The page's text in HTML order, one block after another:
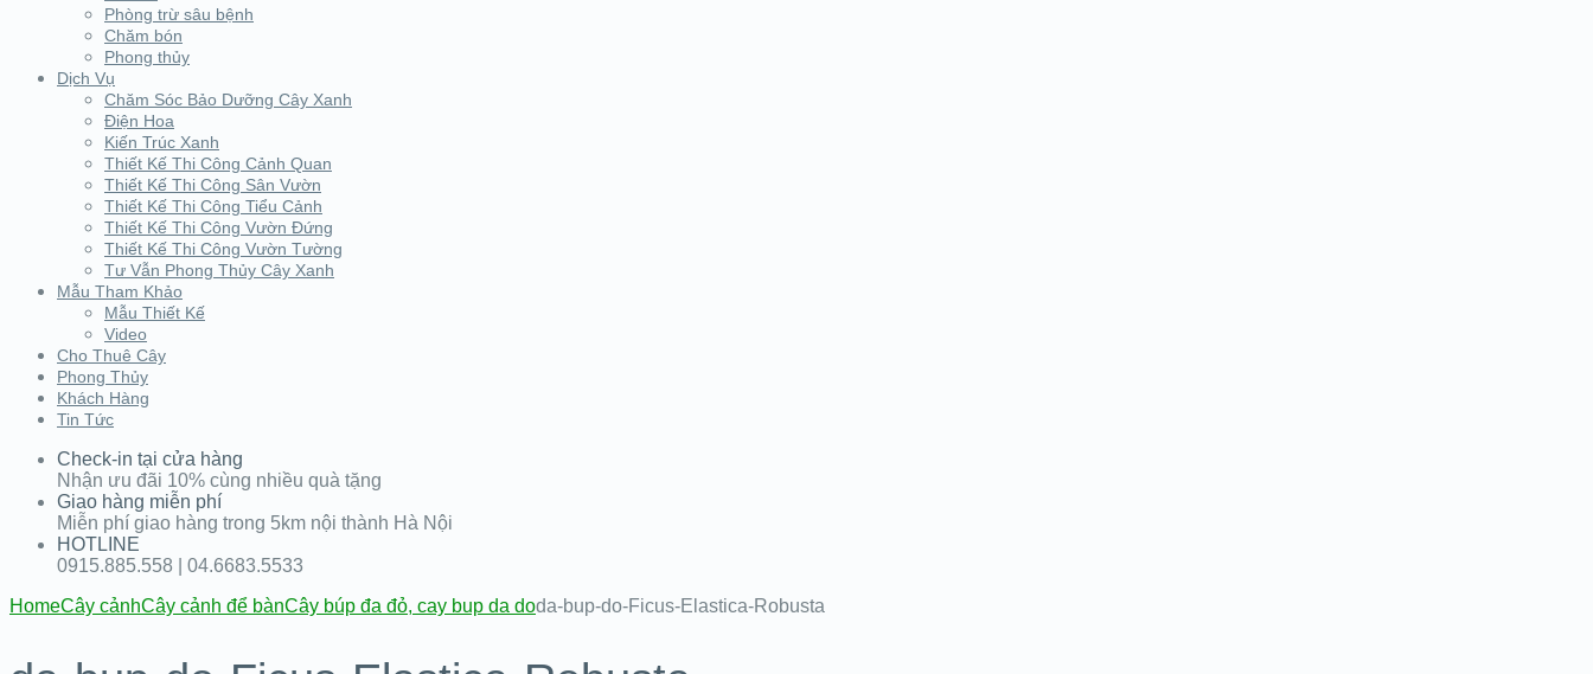
Phòng trừ sâu bệnh
Chăm bón
Phong thủy
Dịch Vụ
Chăm Sóc Bảo Dưỡng Cây Xanh
Điện Hoa
Kiến Trúc Xanh
Thiết Kế Thi Công Cảnh Quan
Thiết Kế Thi Công Sân Vườn
Thiết Kế Thi Công Tiểu Cảnh
Thiết Kế Thi Công Vườn Đứng
Thiết Kế Thi Công Vườn Tường
Tư Vẫn Phong Thủy Cây Xanh
Mẫu Tham Khảo
Mẫu Thiết Kế
Video
Cho Thuê Cây
Phong Thủy
Khách Hàng
Tin Tức
Check-in tại cửa hàng
Nhận ưu đãi 10% cùng nhiều quà tặng
Giao hàng miễn phí
Miễn phí giao hàng trong 5km nội thành Hà Nội
HOTLINE
0915.885.558 | 04.6683.5533
HomeCây cảnhCây cảnh để bànCây búp đa đỏ, cay bup da doda-bup-do-Ficus-Elastica-Robusta